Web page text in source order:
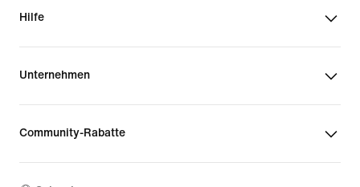
Hilfe
Unternehmen
Community-Rabatte